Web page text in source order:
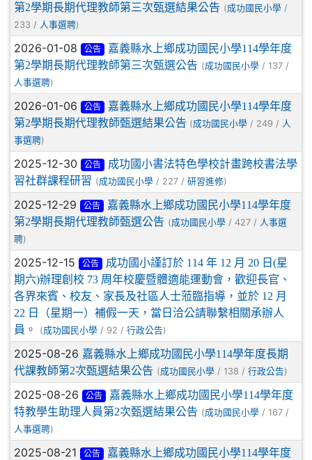
第2學期長期代理教師第三次甄選結果公告 (成功國民小學 /
233 / 人事選聘)
2026-01-08 公告
嘉義縣水上鄉成功國民小學114學年度
第2學期長期代理教師第三次甄選公告 (成功國民小學 / 137 /
人事選聘)
2026-01-06 公告
嘉義縣水上鄉成功國民小學114學年度
第2學期長期代理教師甄選結果公告 (成功國民小學 / 249 / 人
事選聘)
2025-12-30 公告
成功國小書法特色學校計畫跨校書法學
習社群課程研習 (成功國民小學 / 227 / 研習進修)
2025-12-29 公告
嘉義縣水上鄉成功國民小學114學年度
第2學期長期代理教師甄選公告 (成功國民小學 / 427 / 人事選
聘)
2025-12-15 公告
成功國小謹訂於 114 年 12 月 20 日(星
期六)辦理創校 73 周年校慶暨體適能運動會，歡迎長官、
各界來賓、校友、家長及社區人士蒞臨指導，並於 12 月
22 日（星期一）補假一天，當日洽公請聯繫相關承辦人
員。
(成功國民小學 / 92 / 行政公告)
2025-08-26 嘉義縣水上鄉成功國民小學114學年度長期
代課教師第2次甄選結果公告 (成功國民小學 / 138 / 行政公告)
2025-08-26 公告
嘉義縣水上鄉成功國民小學114學年度
特教學生助理人員第2次甄選結果公告 (成功國民小學 / 167 /
人事選聘)
2025-08-21 公告
嘉義縣水上鄉成功國民小學114學年度